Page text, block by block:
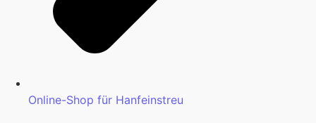
Online-Shop für Hanfeinstreu